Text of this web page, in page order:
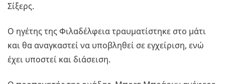
Σίξερς.
Ο ηγέτης της Φιλαδέλφεια τραυματίστηκε στο μάτι
και θα αναγκαστεί να υποβληθεί σε εγχείριση, ενώ
έχει υποστεί και διάσειση.